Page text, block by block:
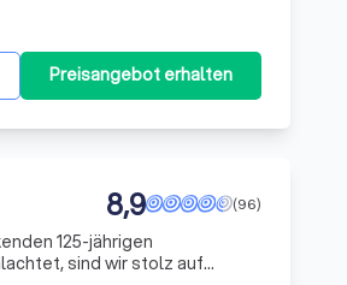
Preisangebot erhalten
(96)
8,9
125-jährigen
sind wir stolz auf